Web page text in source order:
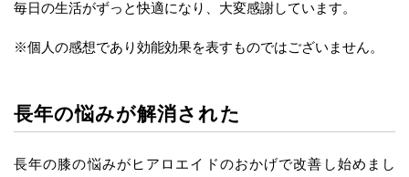
毎日の生活がずっと快適になり、大変感謝しています。
※個人の感想であり効能効果を表すものではございません。
長年の悩みが解消された
長年の膝の悩みがヒアロエイドのおかげで改善し始めまし